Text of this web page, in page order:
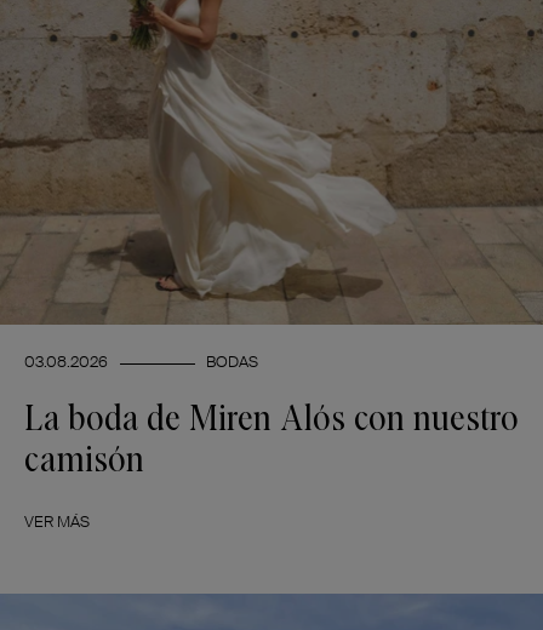
03.08.2026 BODAS
La boda de Miren Alós con nuestro
camisón
VER MÁS